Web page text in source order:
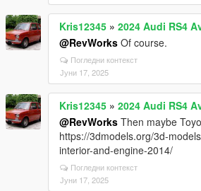
Kris12345 » 2024 Audi RS4
@RevWorks Of course.
Погледни контекст
Јуни 17, 2025
Kris12345 » 2024 Audi RS4
@RevWorks Then maybe
https://3dmodels.org/3d-
interior-and-engine-2014/
Погледни контекст
Јуни 17, 2025